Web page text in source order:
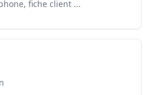
fiche client ...